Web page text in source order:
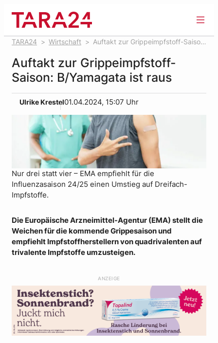
springen
TARA24 Wirtschaft
Auftakt zur Grippeimpfstoff-Saison:
Auftakt zur Grippeimpfstoff-
Saison: B/Yamagata ist raus
Ulrike Krestel01.04.2024, 15:07 Uhr
Nur drei statt vier – EMA empfiehlt für die
Influenzasaison 24/25 einen Umstieg auf Dreifach-
Impfstoffe.
Die Europäische Arzneimittel-Agentur (EMA) stellt die
Weichen für die kommende Grippesaison und
empfiehlt Impfstoffherstellern von quadrivalenten auf
trivalente Impfstoffe umzusteigen.
ANZEIGE